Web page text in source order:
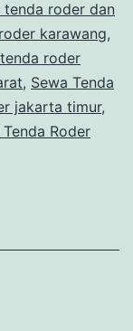
tenda roder dan
karawang,
roder
, Sewa Tenda
jakarta timur,
Tenda Roder